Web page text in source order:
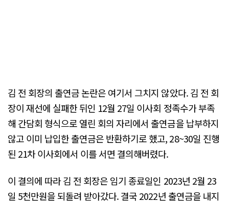
김 전 회장의 출연금 논란은 여기서 그치지 않았다. 김 전 회
장이 재선에 실패한 뒤인 12월 27일 이사회 정족수가 부족
해 간담회 형식으로 열린 회의 자리에서 출연금을 납부하지
않고 이미 납입한 출연금은 반환하기로 했고, 28~30일 진행
된 21차 이사회에서 이를 서면 결의해버렸다.
이 결의에 따라 김 전 회장은 임기 종료일인 2023년 2월 23
일 5천만원을 되돌려 받아갔다. 결국 2022년 출연금을 내지